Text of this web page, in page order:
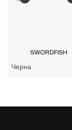
SWORDFISH
Черна